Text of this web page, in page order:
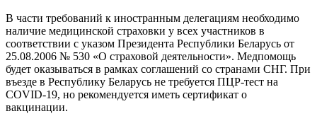
В части требований к иностранным делегациям необходимо
наличие медицинской страховки у всех участников в
соответствии с указом Президента Республики Беларусь от
25.08.2006 № 530 «О страховой деятельности». Медпомощь
будет оказываться в рамках соглашений со странами СНГ. При
въезде в Республику Беларусь не требуется ПЦР-тест на
COVID-19, но рекомендуется иметь сертификат о
вакцинации.